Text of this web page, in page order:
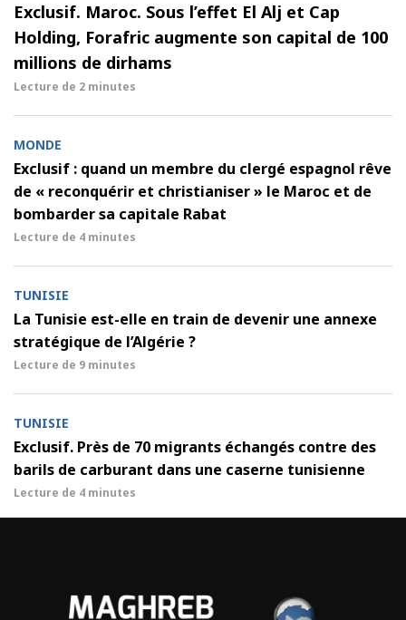
Exclusif. Maroc. Sous l’effet El Alj et Cap
Holding, Forafric augmente son capital de 100
millions de dirhams
Lecture de 2 minutes
MONDE
Exclusif : quand un membre du clergé espagnol rêve
de « reconquérir et christianiser » le Maroc et de
bombarder sa capitale Rabat
Lecture de 4 minutes
TUNISIE
La Tunisie est-elle en train de devenir une annexe
stratégique de l’Algérie ?
Lecture de 9 minutes
TUNISIE
Exclusif. Près de 70 migrants échangés contre des
barils de carburant dans une caserne tunisienne
Lecture de 4 minutes